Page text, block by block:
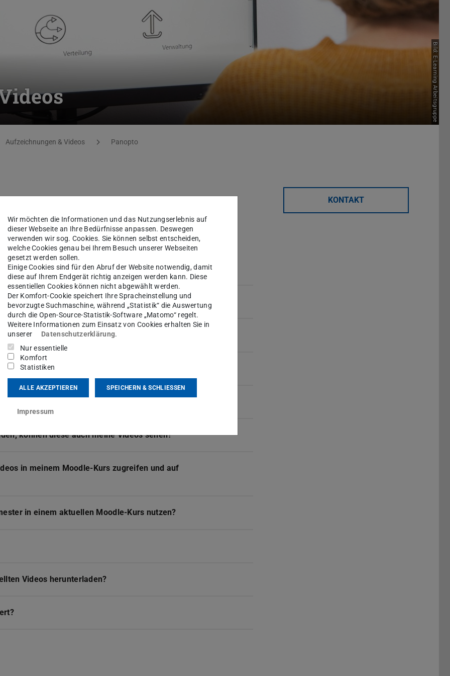
Bild: E-Learning Arbeitsgruppe
Aufzeichnungen & Videos Panopto
von Videos, die auf Panopto
hoch?
Ordner?
einbinden?
öffentlich freigeben?
können diese auch meine Videos sehen?
in meinem Moodle-Kurs zugreifen und auf
in einem aktuellen Moodle-Kurs nutzen?
Videos herunterladen?
KONTAKT
Wir möchten die Informationen und das Nutzungserlebnis auf
dieser Webseite an Ihre Bedürfnisse anpassen. Deswegen
verwenden wir sog. Cookies. Sie können selbst entscheiden,
welche Cookies genau bei Ihrem Besuch unserer Webseiten
gesetzt werden sollen.
Einige Cookies sind für den Abruf der Website notwendig, damit
diese auf Ihrem Endgerät richtig anzeigen werden kann. Diese
essentiellen Cookies können nicht abgewählt werden.
Der Komfort-Cookie speichert Ihre Spracheinstellung und
bevorzugte Suchmaschine, während „Statistik“ die Auswertung
durch die Open-Source-Statistik-Software „Matomo“ regelt.
Weitere Informationen zum Einsatz von Cookies erhalten Sie in
unserer
Datenschutzerklärung.
Nur essentielle
Komfort
Statistiken
ALLE AKZEPTIEREN SPEICHERN & SCHLIESSEN
Impressum